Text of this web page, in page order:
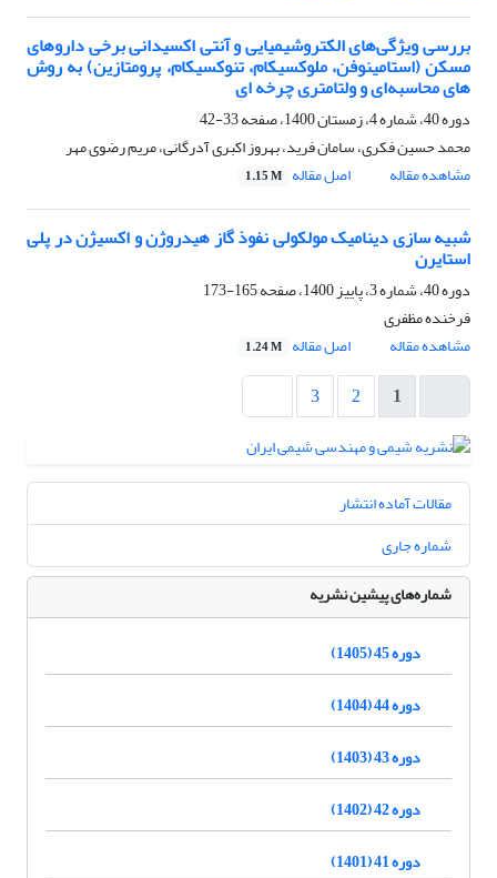
بررسی ویژگی‌های الکتروشیمیایی و آنتی اکسیدانی برخی داروهای
مسکن (استامینوفن، ملوکسیکام، تنوکسیکام، پرومتازین) به روش
های محاسبه‌ای و ولتامتری چرخه ای
دوره 40، شماره 4، زمستان 1400، صفحه
33-42
محمد حسین فکری، سامان فرید، بهروز اکبری آدرگانی، مریم رضوی مهر
مشاهده مقاله
اصل مقاله 1.15 M
شبیه سازی دینامیک مولکولی نفوذ گاز هیدروژن و اکسیژن در پلی
استایرن
دوره 40، شماره 3، پاییز 1400، صفحه
165-173
فرخنده مظفری
مشاهده مقاله
اصل مقاله 1.24 M
1
2
3
مقالات آماده انتشار
شماره جاری
شماره‌های پیشین نشریه
دوره 45 (1405)
دوره 44 (1404)
دوره 43 (1403)
دوره 42 (1402)
دوره 41 (1401)